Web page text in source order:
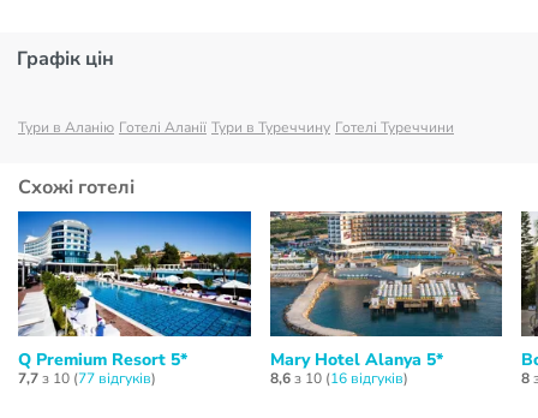
Графік цін
Тури в Аланію Готелі Аланії Тури в Туреччину Готелі Туреччини
Схожі готелі
Q Premium Resort 5*
7,7з 10 (77 відгуків)
Mary Hotel Alanya 5*
8,6з 10 (16 відгуків) 8